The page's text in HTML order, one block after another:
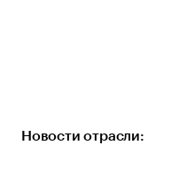
Новости отрасли: